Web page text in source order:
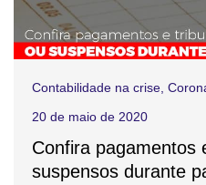
Contabilidade na crise,
20 de maio de 2020
Confira pagamentos
suspensos durante